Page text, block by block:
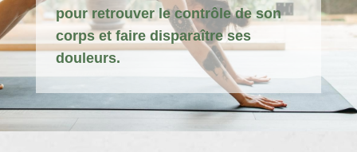
pour retrouver le contrôle de son
corps et faire disparaître ses
douleurs.